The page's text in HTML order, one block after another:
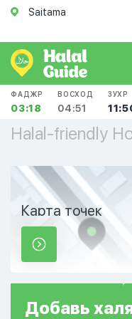
Saitama
ФАДЖР
03:18
ВОСХОД
04:51
ЗУХР
Halal-friendly
Карта точек
Добавь